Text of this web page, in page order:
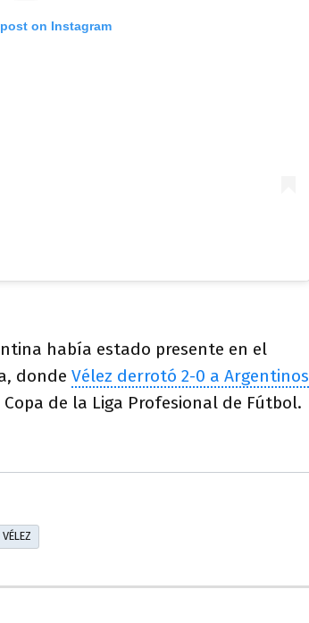
on Instagram
había estado presente en el
donde Vélez derrotó 2-0 a Argentinos
de la Liga Profesional de Fútbol.
VÉLEZ